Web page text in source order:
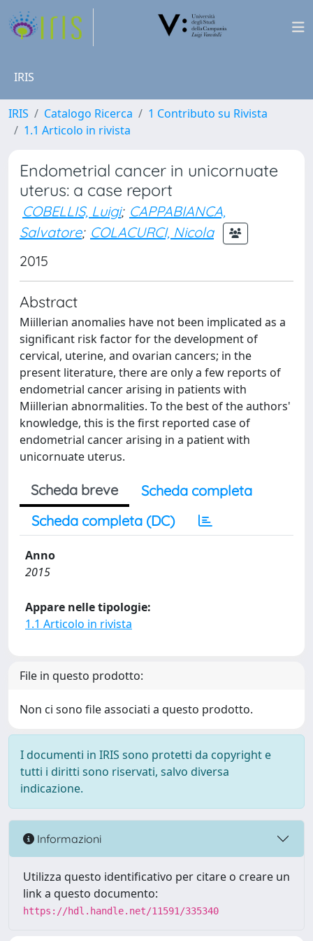
IRIS
IRIS Catalogo Ricerca
1 Contributo su Rivista
1.1 Articolo in rivista
Endometrial cancer in unicornuate
uterus: a case report
COBELLIS, Luigi; CAPPABIANCA,
Salvatore; COLACURCI, Nicola
2015
Abstract
Miillerian anomalies have not been implicated as a
significant risk factor for the development of
cervical, uterine, and ovarian cancers; in the
present literature, there are only a few reports of
endometrial cancer arising in patients with
Miillerian abnormalities. To the best of the authors'
knowledge, this is the first reported case of
endometrial cancer arising in a patient with
unicornuate uterus.
Scheda breve
Scheda completa
Scheda completa (DC)
Anno
2015
Appare nelle tipologie:
1.1 Articolo in rivista
File in questo prodotto:
Non ci sono file associati a questo prodotto.
I documenti in IRIS sono protetti da copyright e
tutti i diritti sono riservati, salvo diversa
indicazione.
Informazioni
Utilizza questo identificativo per citare o creare un
link a questo documento:
https://hdl.handle.net/11591/335340